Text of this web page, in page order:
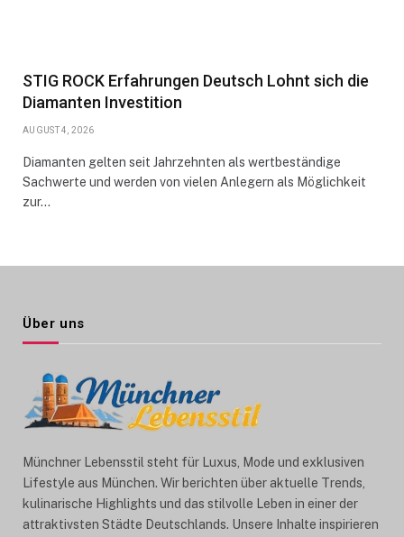
STIG ROCK Erfahrungen Deutsch Lohnt sich die
Diamanten Investition
AUGUST 4, 2026
Diamanten gelten seit Jahrzehnten als wertbeständige
Sachwerte und werden von vielen Anlegern als Möglichkeit
zur…
Über uns
Münchner Lebensstil steht für Luxus, Mode und exklusiven
Lifestyle aus München. Wir berichten über aktuelle Trends,
kulinarische Highlights und das stilvolle Leben in einer der
attraktivsten Städte Deutschlands. Unsere Inhalte inspirieren